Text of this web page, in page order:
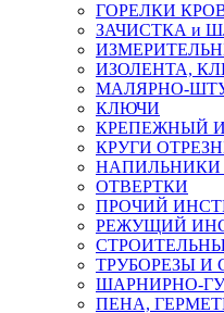
ГОРЕЛКИ
ЗАЧИСТКА и
ИЗОЛЕНТА,
МАЛЯРНО-
КЛЮЧИ
КРЕПЕЖНЫЙ
КРУГИ
НАПИЛЬНИКИ
ОТВЕРТКИ
ПРОЧИЙ
РЕЖУЩИЙ
ТРУБОРЕЗЫ И
ШАРНИРНО-
ПЕНА,